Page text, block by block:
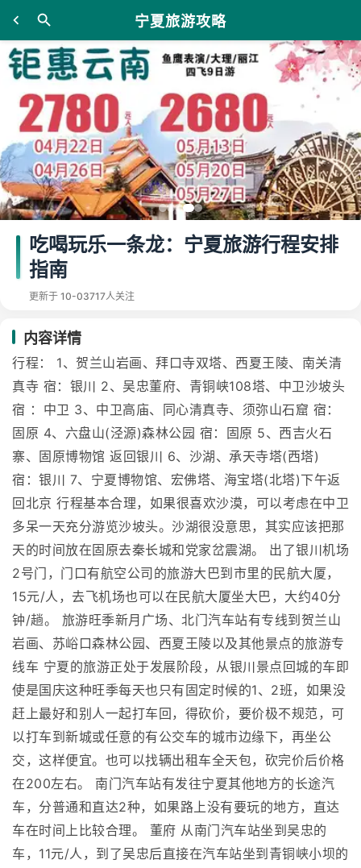
宁夏旅游攻略
吃喝玩乐一条龙：宁夏旅游行程安排
指南
更新于 10-03717人关注
内容详情
行程： 1、贺兰山岩画、拜口寺双塔、西夏王陵、南关清
真寺 宿：银川 2、吴忠董府、青铜峡108塔、中卫沙坡头
宿 ：中卫 3、中卫高庙、同心清真寺、须弥山石窟 宿：
固原 4、六盘山(泾源)森林公园 宿：固原 5、西吉火石
寨、固原博物馆 返回银川 6、沙湖、承天寺塔(西塔)
宿：银川 7、宁夏博物馆、宏佛塔、海宝塔(北塔)下午返
回北京 行程基本合理，如果很喜欢沙漠，可以考虑在中卫
多呆一天充分游览沙坡头。沙湖很没意思，其实应该把那
天的时间放在固原去秦长城和党家岔震湖。 出了银川机场
2号门，门口有航空公司的旅游大巴到市里的民航大厦，
15元/人，去飞机场也可以在民航大厦坐大巴，大约40分
钟/趟。 旅游旺季新月广场、北门汽车站有专线到贺兰山
岩画、苏峪口森林公园、西夏王陵以及其他景点的旅游专
线车 宁夏的旅游正处于发展阶段，从银川景点回城的车即
使是国庆这种旺季每天也只有固定时候的1、2班，如果没
赶上最好和别人一起打车回，得砍价，要价极不规范，可
以打车到新城或任意的有公交车的城市边缘下，再坐公
交，这样便宜。也可以找辆出租车全天包，砍完价后价格
在200左右。 南门汽车站有发往宁夏其他地方的长途汽
车，分普通和直达2种，如果路上没有要玩的地方，直达
车在时间上比较合理。 董府 从南门汽车站坐到吴忠的
车，11元/人，到了吴忠后直接在汽车站坐到青铜峡小坝的